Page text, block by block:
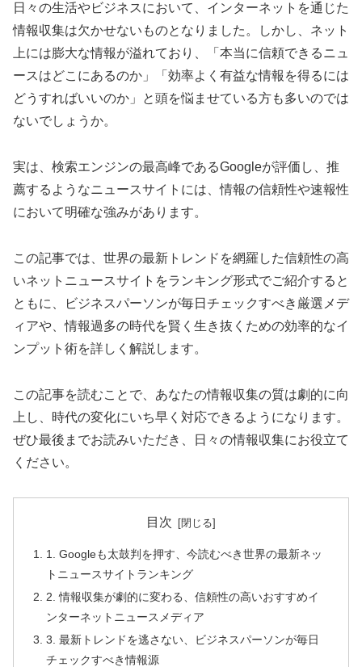
日々の生活やビジネスにおいて、インターネットを通じた
情報収集は欠かせないものとなりました。しかし、ネット
上には膨大な情報が溢れており、「本当に信頼できるニュ
ースはどこにあるのか」「効率よく有益な情報を得るには
どうすればいいのか」と頭を悩ませている方も多いのでは
ないでしょうか。
実は、検索エンジンの最高峰であるGoogleが評価し、推
薦するようなニュースサイトには、情報の信頼性や速報性
において明確な強みがあります。
この記事では、世界の最新トレンドを網羅した信頼性の高
いネットニュースサイトをランキング形式でご紹介すると
ともに、ビジネスパーソンが毎日チェックすべき厳選メデ
ィアや、情報過多の時代を賢く生き抜くための効率的なイ
ンプット術を詳しく解説します。
この記事を読むことで、あなたの情報収集の質は劇的に向
上し、時代の変化にいち早く対応できるようになります。
ぜひ最後までお読みいただき、日々の情報収集にお役立て
ください。
目次
1. Googleも太鼓判を押す、今読むべき世界の最新ネッ
トニュースサイトランキング
2. 情報収集が劇的に変わる、信頼性の高いおすすめイ
ンターネットニュースメディア
3. 最新トレンドを逃さない、ビジネスパーソンが毎日
チェックすべき情報源